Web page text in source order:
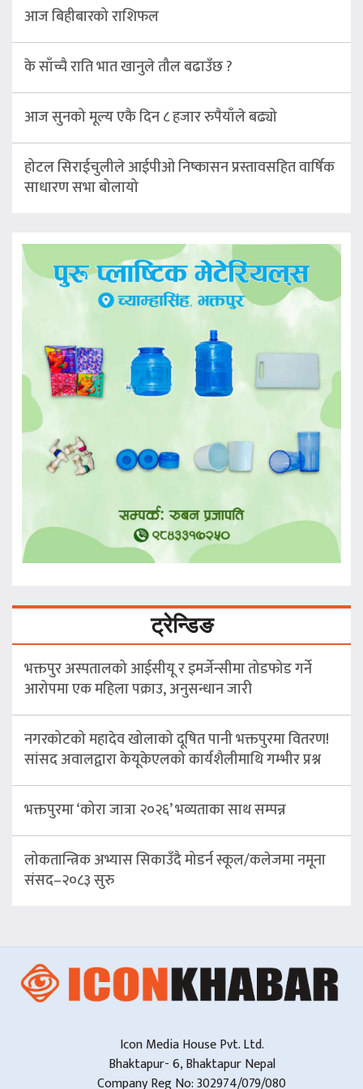
आज बिहीबारको राशिफल
के साँच्चै राति भात खानुले तौल बढाउँछ ?
आज सुनको मूल्य एकै दिन ८ हजार रुपैयाँले बढ्यो
होटल सिराईचुलीले आईपीओ निष्कासन प्रस्तावसहित वार्षिक
साधारण सभा बोलायो
ट्रेन्डिङ
भक्तपुर अस्पतालको आईसीयू र इमर्जेन्सीमा तोडफोड गर्ने
आरोपमा एक महिला पक्राउ, अनुसन्धान जारी
नगरकोटको महादेव खोलाको दूषित पानी भक्तपुरमा वितरण!
सांसद अवालद्वारा केयूकेएलको कार्यशैलीमाथि गम्भीर प्रश्न
भक्तपुरमा ‘कोरा जात्रा २०२६’ भव्यताका साथ सम्पन्न
लोकतान्त्रिक अभ्यास सिकाउँदै मोडर्न स्कूल/कलेजमा नमूना
संसद–२०८३ सुरु
Icon Media House Pvt. Ltd.
Bhaktapur- 6, Bhaktapur Nepal
Company Reg No: 302974/079/080